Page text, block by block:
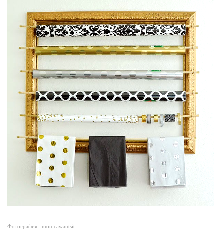
Фотография - monicawantsit